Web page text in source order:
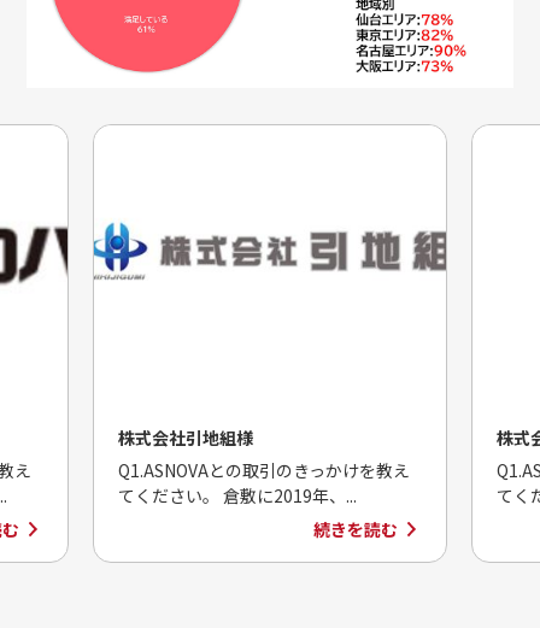
え
株式会社引地組様
Q1.ASNOVAとの取引のきっかけを教え
てください。 倉敷に2019年、...
続きを読む
株式
てく